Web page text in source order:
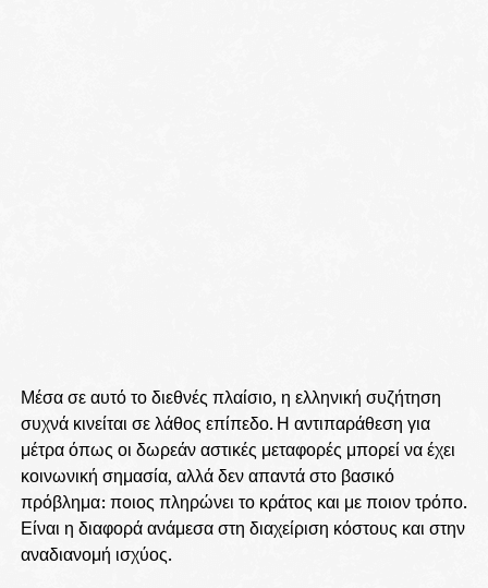
Μέσα σε αυτό το διεθνές πλαίσιο, η ελληνική συζήτηση
συχνά κινείται σε λάθος επίπεδο. Η αντιπαράθεση για
μέτρα όπως οι δωρεάν αστικές μεταφορές μπορεί να έχει
κοινωνική σημασία, αλλά δεν απαντά στο βασικό
πρόβλημα: ποιος πληρώνει το κράτος και με ποιον τρόπο.
Είναι η διαφορά ανάμεσα στη διαχείριση κόστους και στην
αναδιανομή ισχύος.